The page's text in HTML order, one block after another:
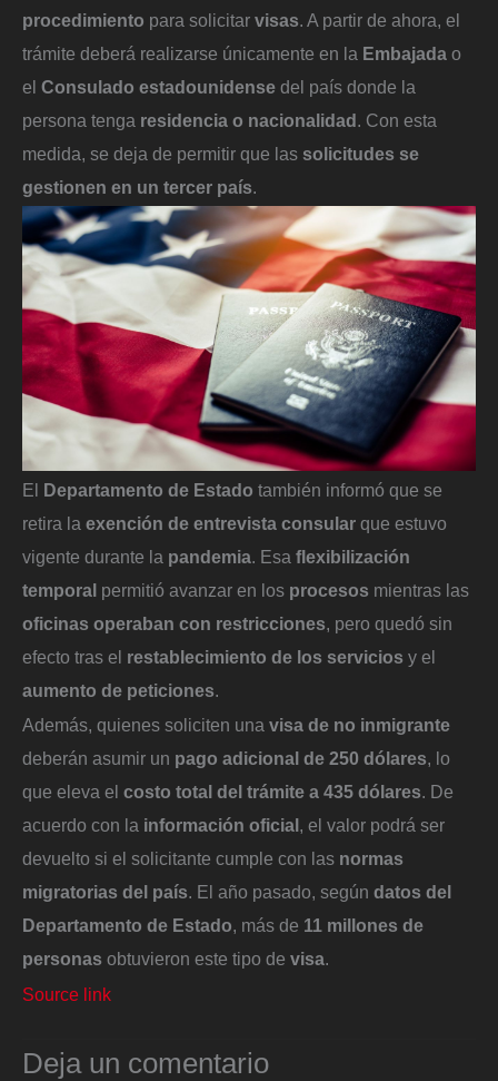
procedimiento para solicitar visas. A partir de ahora, el
trámite deberá realizarse únicamente en la Embajada o
el Consulado estadounidense del país donde la
persona tenga residencia o nacionalidad. Con esta
medida, se deja de permitir que las solicitudes se
gestionen en un tercer país.
El Departamento de Estado también informó que se
retira la exención de entrevista consular que estuvo
vigente durante la pandemia. Esa flexibilización
temporal permitió avanzar en los procesos mientras las
oficinas operaban con restricciones, pero quedó sin
efecto tras el restablecimiento de los servicios y el
aumento de peticiones.
Además, quienes soliciten una visa de no inmigrante
deberán asumir un pago adicional de 250 dólares, lo
que eleva el costo total del trámite a 435 dólares. De
acuerdo con la información oficial , el valor podrá ser
devuelto si el solicitante cumple con las normas
migratorias del país. El año pasado, según datos del
Departamento de Estado, más de 11 millones de
personas obtuvieron este tipo de visa.
Source link
Deja un comentario